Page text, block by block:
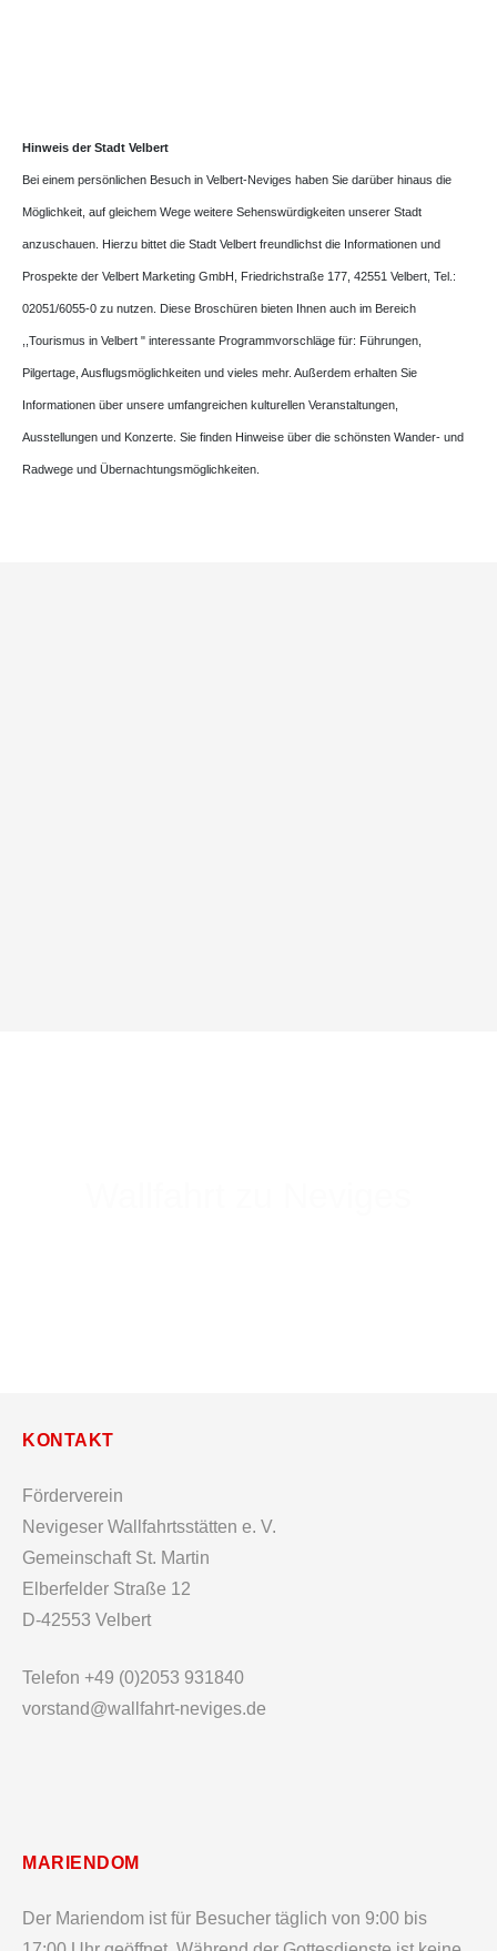
Hinweis der Stadt Velbert
Bei einem persönlichen Besuch in Velbert-Neviges haben Sie darüber hinaus die
Möglichkeit, auf gleichem Wege weitere Sehenswürdigkeiten unserer Stadt
anzuschauen. Hierzu bittet die Stadt Velbert freundlichst die Informationen und
Prospekte der Velbert Marketing GmbH, Friedrichstraße 177, 42551 Velbert, Tel.:
02051/6055-0 zu nutzen. Diese Broschüren bieten Ihnen auch im Bereich
,,Tourismus in Velbert " interessante Programmvorschläge für: Führungen,
Pilgertage, Ausflugsmöglichkeiten und vieles mehr. Außerdem erhalten Sie
Informationen über unsere umfangreichen kulturellen Veranstaltungen,
Ausstellungen und Konzerte. Sie finden Hinweise über die schönsten Wander- und
Radwege und Übernachtungsmöglichkeiten.
KONTAKT
Förderverein
Nevigeser Wallfahrtsstätten e. V.
Gemeinschaft St. Martin
Elberfelder Straße 12
D-42553 Velbert
Telefon +49 (0)2053 931840
vorstand@wallfahrt-neviges.de
MARIENDOM
Der Mariendom ist für Besucher täglich von 9:00 bis